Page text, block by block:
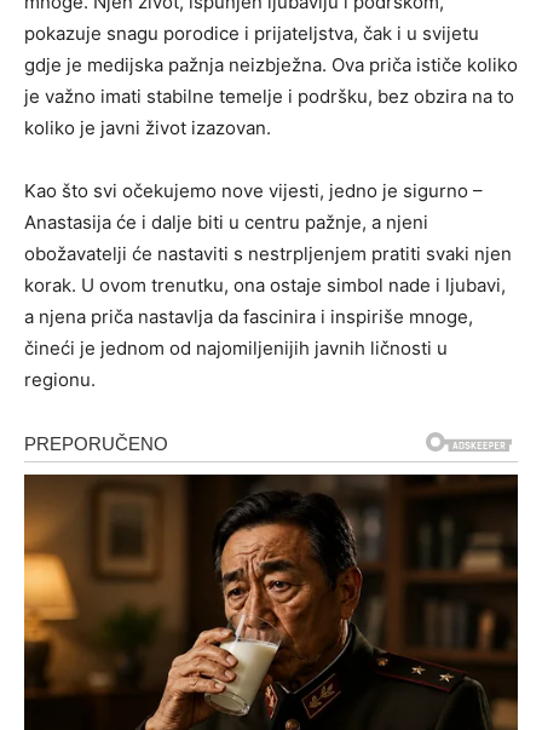
pokazuje snagu porodice i prijateljstva, čak i u svijetu
gdje je medijska pažnja neizbježna. Ova priča ističe koliko
je važno imati stabilne temelje i podršku, bez obzira na to
koliko je javni život izazovan.
Kao što svi očekujemo nove vijesti, jedno je sigurno –
Anastasija će i dalje biti u centru pažnje, a njeni
obožavatelji će nastaviti s nestrpljenjem pratiti svaki njen
korak. U ovom trenutku, ona ostaje simbol nade i ljubavi,
a njena priča nastavlja da fascinira i inspiriše mnoge,
čineći je jednom od najomiljenijih javnih ličnosti u
regionu.